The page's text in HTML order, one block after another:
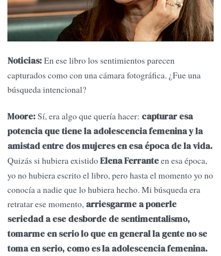
Noticias:En ese libro los sentimientos parecen
capturados como con una cámara fotográfica. ¿Fue una
búsqueda intencional?
Moore:Sí, era algo que quería hacer: capturar esa
potencia que tiene la adolescencia femenina y la
amistad entre dos mujeres en esa época de la vida.
Quizás si hubiera existidoElena Ferranteen esa época,
yo no hubiera escrito el libro, pero hasta el momento yo no
conocía a nadie que lo hubiera hecho. Mi búsqueda era
retratar ese momento, arriesgarme a ponerle
seriedad a ese desborde de sentimentalismo,
tomarme en serio lo que en general la gente no se
toma en serio, como es la adolescencia femenina.